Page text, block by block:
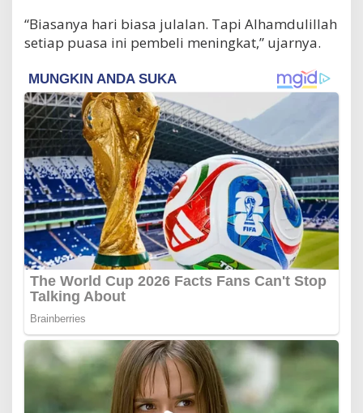
“Biasanya hari biasa julalan. Tapi Alhamdulillah
setiap puasa ini pembeli meningkat,” ujarnya.